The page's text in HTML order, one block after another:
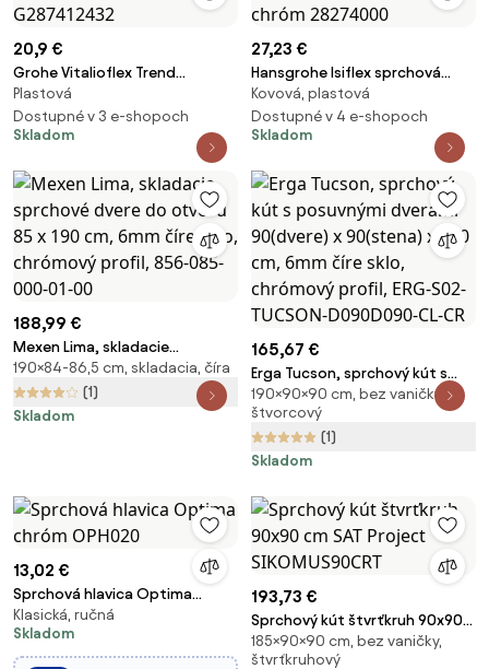
20,9 €
Grohe Vitalioflex Trend
sprchová hadica matte black
287412432 G287412432
Plastová
Dostupné v 3 e-shopoch
Skladom
27,23 €
Hansgrohe Isiflex sprchová
hadica so zámkom proti
pretočeniu chróm 28274000
Kovová, plastová
Dostupné v 4 e-shopoch
Skladom
188,99 €
Mexen Lima, skladacie
sprchové dvere do otvoru 85 x
190 cm, 6mm číre sklo,
chrómový profil, 856-085-000-
190×84-86,5 cm, skladacia, číra
(1)
Skladom
165,67 €
Erga Tucson, sprchový kút s
posuvnými dverami 90(dvere) x
90(stena) x 190 cm, 6mm číre
sklo, chrómový profil, ERG-S02-
TUCSON-D090D090-CL-CR
190×90×90 cm, bez vaničky,
štvorcový
(1)
Skladom
13,02 €
Sprchová hlavica Optima
chróm OPH020
Klasická, ručná
Skladom
193,73 €
Sprchový kút štvrťkruh 90x90
cm SAT Project SIKOMUS90CRT
185×90×90 cm, bez vaničky,
štvrťkruhový